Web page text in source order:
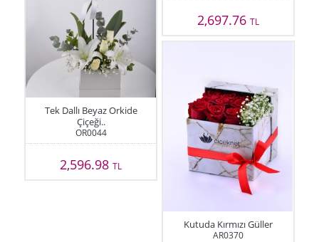
Tek Dallı Beyaz Orkide
Çiçeği..
OR0044
2,596.98TL
2,697.76 TL
Kutuda Kırmızı Güller
AR0370